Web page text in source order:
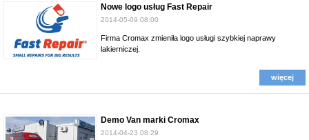
Nowe logo usług Fast Repair
2014-05-09 08:00
Firma Cromax zmieniła logo usługi szybkiej naprawy
lakierniczej.
więcej
Demo Van marki Cromax
2014-04-23 08:29